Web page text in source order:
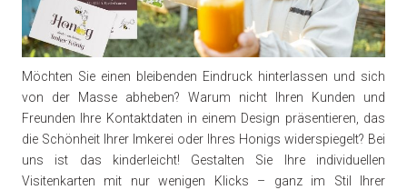
Möchten Sie einen bleibenden Eindruck hinterlassen und sich
von der Masse abheben? Warum nicht Ihren Kunden und
Freunden Ihre Kontaktdaten in einem Design präsentieren, das
die Schönheit Ihrer Imkerei oder Ihres Honigs widerspiegelt? Bei
uns ist das kinderleicht! Gestalten Sie Ihre individuellen
Visitenkarten mit nur wenigen Klicks – ganz im Stil Ihrer